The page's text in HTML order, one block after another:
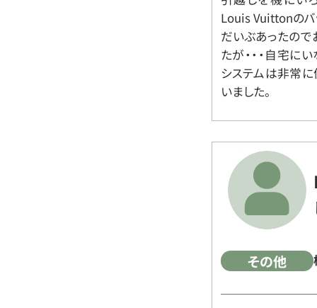
Louis Vuittonのバ
だいぶあったので
たが・・・自宅に
システムは非常に
いました。
その他